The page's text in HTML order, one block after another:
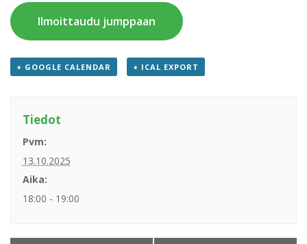
Ilmoittaudu jumppaan
+ GOOGLE CALENDAR + ICAL EXPORT
Tiedot
Pvm:
13.10.2025
Aika:
18:00 - 19:00